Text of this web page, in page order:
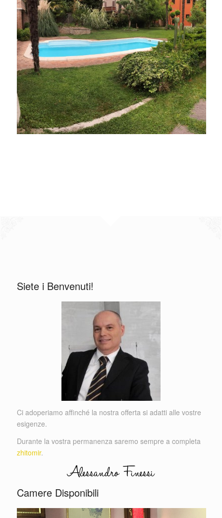
Siete i Benvenuti!
Ci adoperiamo affinché la nostra offerta si adatti alle vostre
esigenze.
Durante la vostra permanenza saremo sempre a completa
zhitomir.
Camere Disponibili